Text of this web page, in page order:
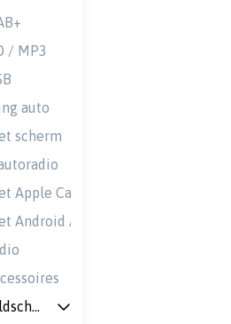
/ MP3
auto
scherm
Apple CarPlay
Android Auto
Camera's - beeldschermen